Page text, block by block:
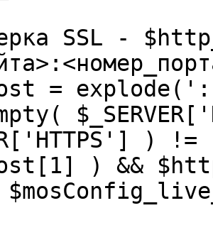
SSL -
= explode(':',
) &&